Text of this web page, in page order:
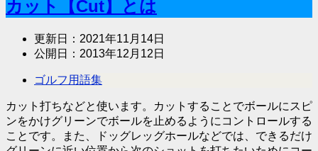
カット【Cut】とは
更新日： 2021年11月14日
公開日： 2013年12月12日
ゴルフ用語集
カット打ちなどと使います。カットすることでボールにスピ
ンをかけグリーンでボールを止めるようにコントロールする
ことです。また、ドッグレッグホールなどでは、できるだけ